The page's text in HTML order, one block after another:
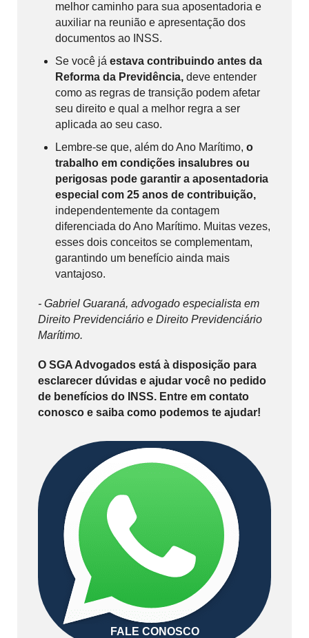
melhor caminho para sua aposentadoria e
auxiliar na reunião e apresentação dos
documentos ao INSS.
Se você já estava contribuindo antes da
Reforma da Previdência, deve entender
como as regras de transição podem afetar
seu direito e qual a melhor regra a ser
aplicada ao seu caso.
Lembre-se que, além do Ano Marítimo, o
trabalho em condições insalubres ou
perigosas pode garantir a aposentadoria
especial com 25 anos de contribuição,
independentemente da contagem
diferenciada do Ano Marítimo. Muitas vezes,
esses dois conceitos se complementam,
garantindo um benefício ainda mais
vantajoso.
- Gabriel Guaraná, advogado especialista em
Direito Previdenciário e Direito Previdenciário
Marítimo.
O SGA Advogados está à disposição para
esclarecer dúvidas e ajudar você no pedido
de benefícios do INSS. Entre em contato
conosco e saiba como podemos te ajudar!
FALE CONOSCO